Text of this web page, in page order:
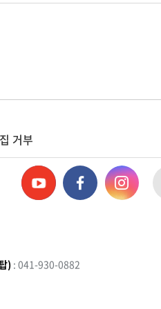
거부
) : 041-930-0882